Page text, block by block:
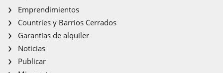
Emprendimientos
Countries y Barrios Cerrados
Garantías de alquiler
Noticias
Publicar